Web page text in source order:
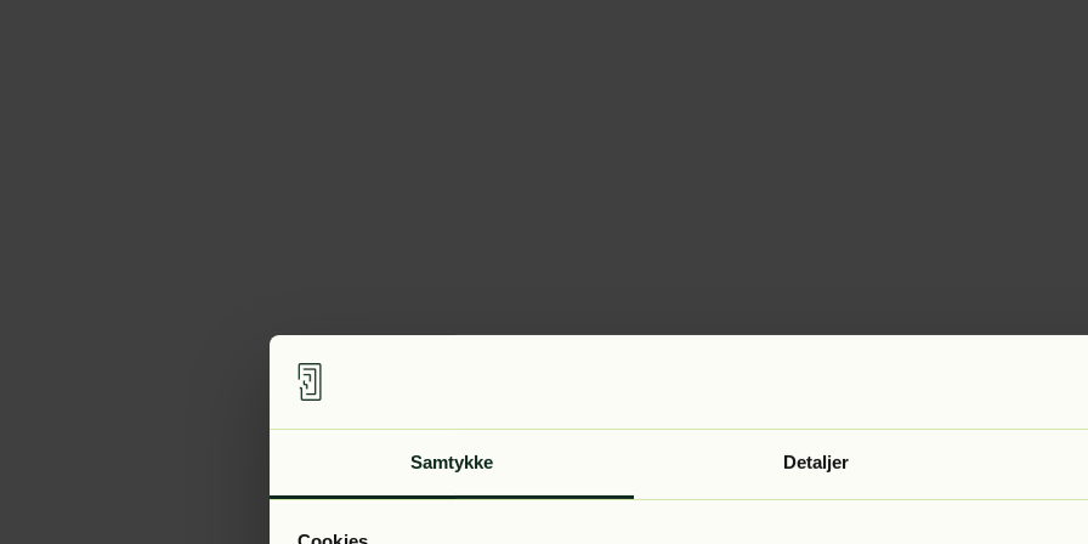
Samtykke Detaljer